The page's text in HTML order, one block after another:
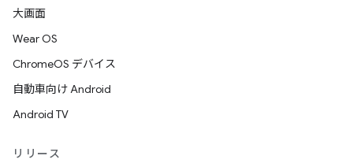
大画面
Wear OS
ChromeOS デバイス
自動車向け Android
Android TV
リリース